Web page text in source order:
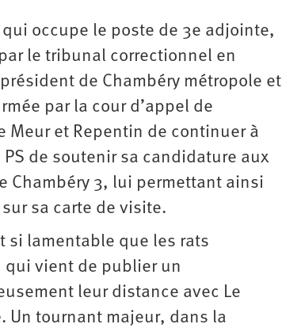
qui occupe le poste de 3e adjointe,
le tribunal correctionnel en
de Chambéry métropole et
par la cour d’appel de
Meur et Repentin de continuer à
de soutenir sa candidature aux
Chambéry 3, lui permettant ainsi
sa carte de visite.
si lamentable que les rats
qui vient de publier un
leur distance avec Le
Un tournant majeur, dans la